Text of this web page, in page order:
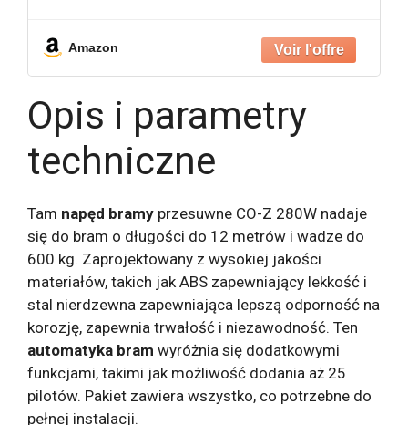
Amazon
Opis i parametry
techniczne
Tam napęd bramy przesuwne CO-Z 280W nadaje
się do bram o długości do 12 metrów i wadze do
600 kg. Zaprojektowany z wysokiej jakości
materiałów, takich jak ABS zapewniający lekkość i
stal nierdzewna zapewniająca lepszą odporność na
korozję, zapewnia trwałość i niezawodność. Ten
automatyka bram wyróżnia się dodatkowymi
funkcjami, takimi jak możliwość dodania aż 25
pilotów. Pakiet zawiera wszystko, co potrzebne do
pełnej instalacji.